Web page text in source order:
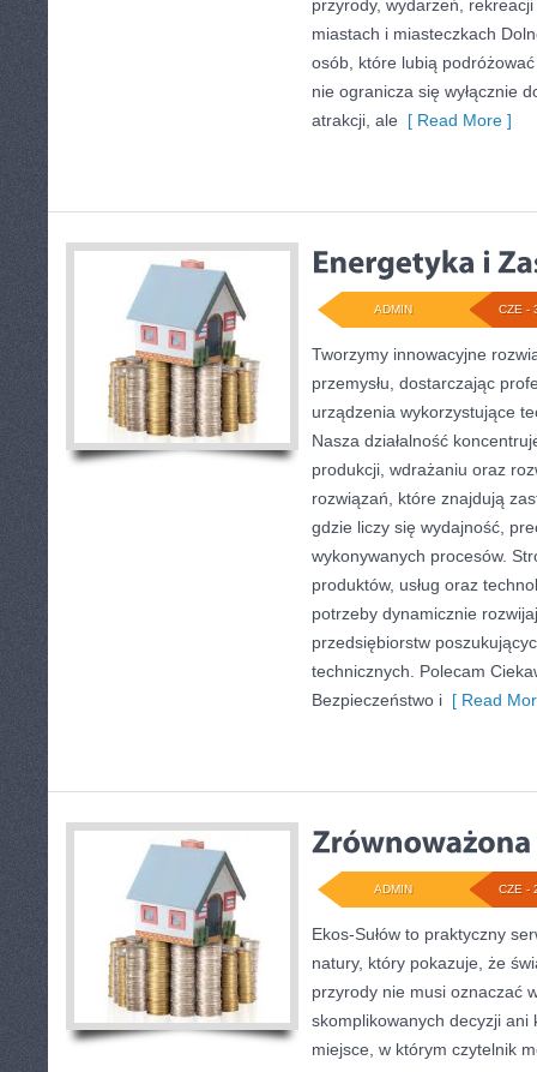
przyrody, wydarzeń,
miastach i miasteczkach
osób, które lubią
nie ogranicza się wyłącznie
atrakcji, ale [ Read More ]
CZE -
ADMIN
Tworzymy innowacyjne
przemysłu, dostarczając
urządzenia wykorzystujące
Nasza działalność
produkcji, wdrażaniu oraz
rozwiązań, które znajdują
gdzie liczy się wydajność,
wykonywanych procesów.
produktów, usług oraz
potrzeby dynamicznie
przedsiębiorstw
technicznych. Polecam
Bezpieczeństwo i [ Read
CZE -
ADMIN
Ekos-Sułów to praktyczny
natury, który pokazuje, że
przyrody nie musi oznaczać
skomplikowanych decyzji ani
miejsce, w którym czytelnik